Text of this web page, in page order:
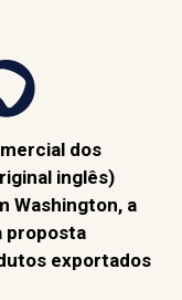
dos
inglês)
Washington, a
proposta
exportados